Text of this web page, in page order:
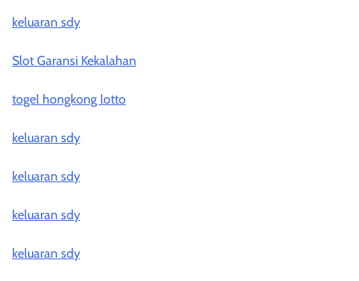
keluaran sdy
Slot Garansi Kekalahan
togel hongkong lotto
keluaran sdy
keluaran sdy
keluaran sdy
keluaran sdy